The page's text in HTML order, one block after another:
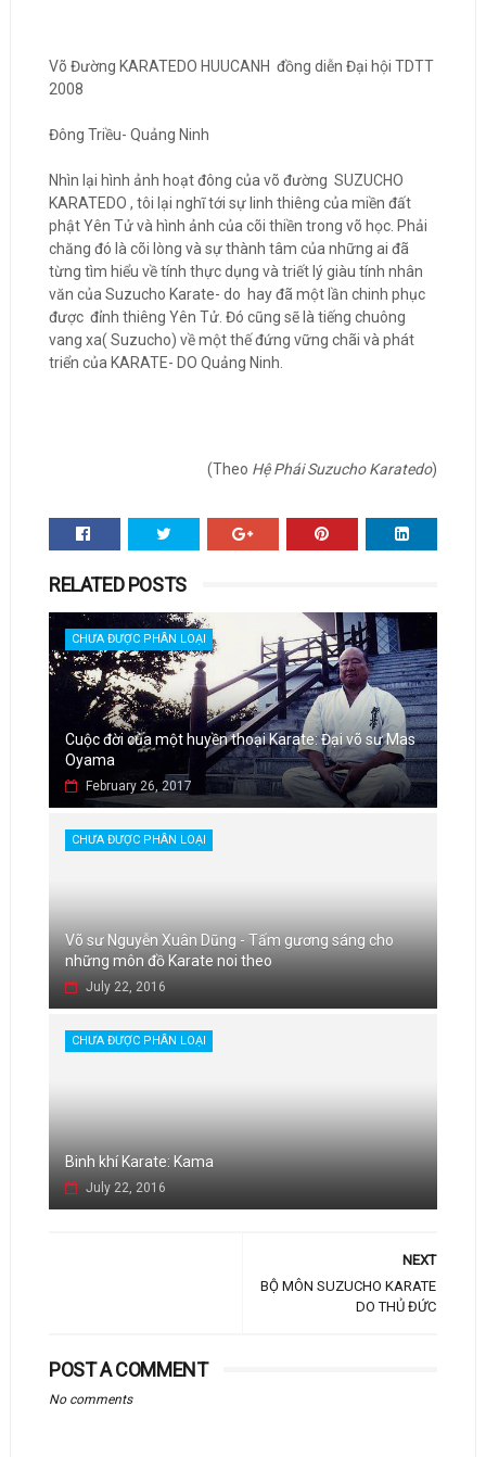
Võ Đường KARATEDO HUUCANH đồng diễn Đại hội TDTT
2008
Đông Triều- Quảng Ninh
Nhìn lại hình ảnh hoạt đông của võ đường SUZUCHO
KARATEDO , tôi lại nghĩ tới sự linh thiêng của miền đất
phật Yên Tử và hình ảnh của cõi thiền trong võ học. Phải
chăng đó là cõi lòng và sự thành tâm của những ai đã
từng tìm hiểu về tính thực dụng và triết lý giàu tính nhân
văn của Suzucho Karate- do hay đã một lần chinh phục
được đỉnh thiêng Yên Tử. Đó cũng sẽ là tiếng chuông
vang xa( Suzucho) về một thế đứng vững chãi và phát
triển của KARATE- DO Quảng Ninh.
(Theo Hệ Phái Suzucho Karatedo)
RELATED POSTS
CHƯA ĐƯỢC PHÂN LOẠI
Cuộc đời của một huyền thoại Karate: Đại võ sư Mas
Oyama
February 26, 2017
CHƯA ĐƯỢC PHÂN LOẠI
Võ sư Nguyễn Xuân Dũng - Tấm gương sáng cho
những môn đồ Karate noi theo
July 22, 2016
CHƯA ĐƯỢC PHÂN LOẠI
Binh khí Karate: Kama
July 22, 2016
NEXT
BỘ MÔN SUZUCHO KARATE
DO THỦ ĐỨC
POST A COMMENT
No comments